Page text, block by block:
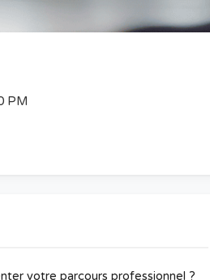
PM
votre parcours professionnel ?